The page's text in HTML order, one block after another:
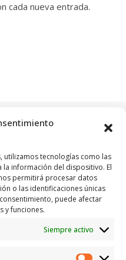
utilizamos tecnologías como las
información del dispositivo. El
permitirá procesar datos
o las identificaciones únicas
puede afectar
y funciones.
Siempre activo
cada nueva entrada.
Blog ⬇️⬇️